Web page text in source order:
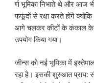
र्ण भूमिका निभाते थे और आज
फफूंदों से रक्षा करते होंगे क्योंकि
आगे चलकर कीटों के कंकाल के
उपयोग किया गया।
जीन्स को नई भूमिका में
रहा है। इसकी शुरुआत प्राय: